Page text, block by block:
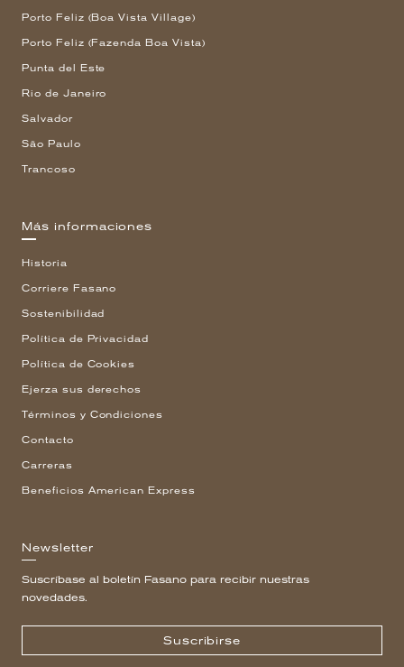
Porto Feliz (Boa Vista Village)
Porto Feliz (Fazenda Boa Vista)
Punta del Este
Rio de Janeiro
Salvador
São Paulo
Trancoso
Más informaciones
Historia
Corriere Fasano
Sostenibilidad
Política de Privacidad
Política de Cookies
Ejerza sus derechos
Términos y Condiciones
Contacto
Carreras
Beneficios American Express
Newsletter
Suscríbase al boletín Fasano para recibir nuestras
novedades.
Suscribirse